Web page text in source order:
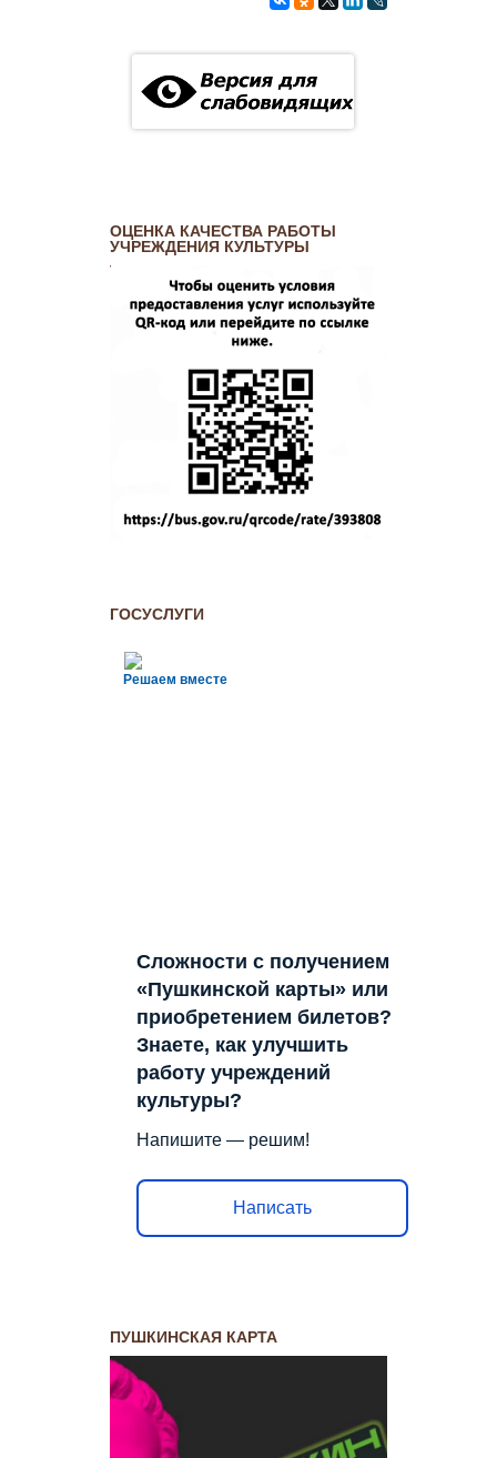
ОЦЕНКА КАЧЕСТВА РАБОТЫ
УЧРЕЖДЕНИЯ КУЛЬТУРЫ
ГОСУСЛУГИ
Решаем вместе
Сложности с получением
«Пушкинской карты» или
приобретением билетов?
Знаете, как улучшить
работу учреждений
культуры?
Напишите — решим!
Написать
ПУШКИНСКАЯ КАРТА